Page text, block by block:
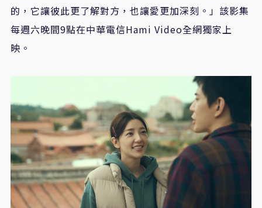
的，它讓彼此更了解對方，也讓愛更加深刻。」該影集
每週六晚間9點在中華電信Hami Video全網獨家上
映。